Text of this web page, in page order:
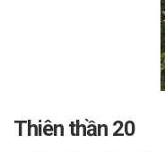
Thiên thần 20